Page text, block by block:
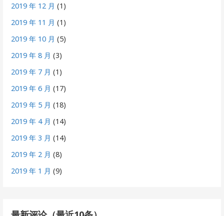
2019 年 12 月 (1)
2019 年 11 月 (1)
2019 年 10 月 (5)
2019 年 8 月 (3)
2019 年 7 月 (1)
2019 年 6 月 (17)
2019 年 5 月 (18)
2019 年 4 月 (14)
2019 年 3 月 (14)
2019 年 2 月 (8)
2019 年 1 月 (9)